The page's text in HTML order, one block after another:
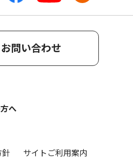
お問い合わせ
へ
針
サイトご利用案内